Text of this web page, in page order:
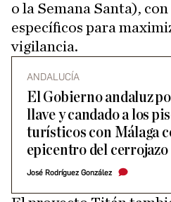
o la Semana Santa),
específicos para
vigilancia.
ANDALUCÍA
El Gobierno andaluz
llave y candado a los
turísticos con Málaga
epicentro del cerrojazo
José Rodríguez González